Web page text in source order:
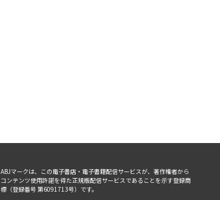
ABJマークは、この電子書店・電子書籍配信サービスが、著作権者から
コンテンツ使用許諾を得た正規版配信サービスであることを示す登録商
標（登録番号 第6091713号）です。